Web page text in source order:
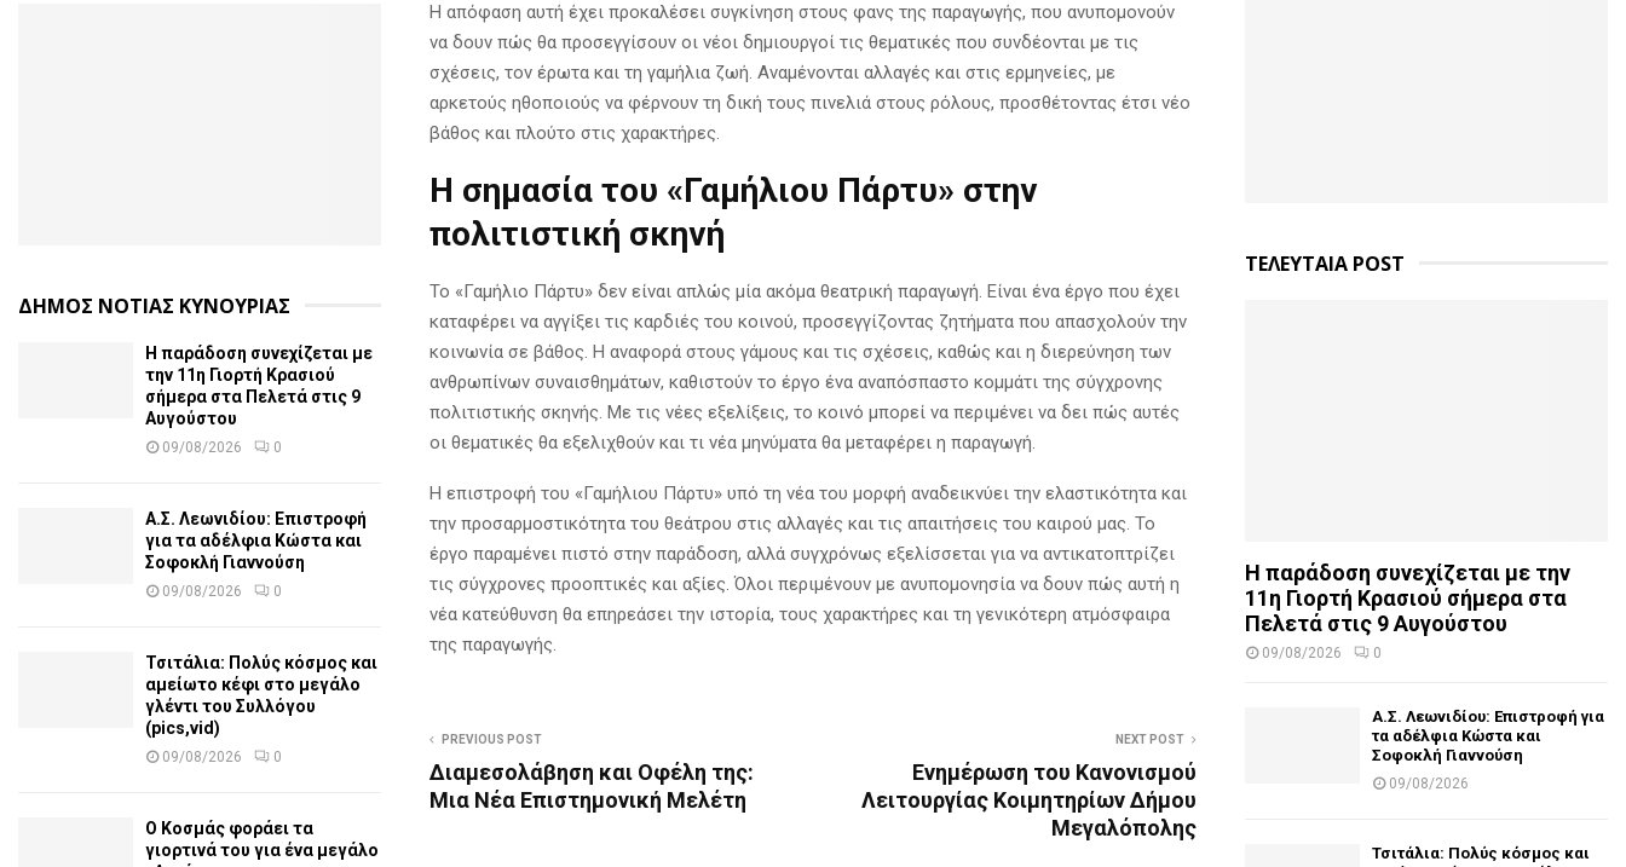
Η απόφαση αυτή έχει προκαλέσει συγκίνηση στους φανς της παραγωγής, που ανυπομονούν
να δουν πώς θα προσεγγίσουν οι νέοι δημιουργοί τις θεματικές που συνδέονται με τις
σχέσεις, τον έρωτα και τη γαμήλια ζωή. Αναμένονται αλλαγές και στις ερμηνείες, με
αρκετούς ηθοποιούς να φέρνουν τη δική τους πινελιά στους ρόλους, προσθέτοντας έτσι νέο
βάθος και πλούτο στις χαρακτήρες.
Η σημασία του «Γαμήλιου Πάρτυ» στην
πολιτιστική σκηνή
Το «Γαμήλιο Πάρτυ» δεν είναι απλώς μία ακόμα θεατρική παραγωγή. Είναι ένα έργο που έχει
καταφέρει να αγγίξει τις καρδιές του κοινού, προσεγγίζοντας ζητήματα που απασχολούν την
κοινωνία σε βάθος. Η αναφορά στους γάμους και τις σχέσεις, καθώς και η διερεύνηση των
ανθρωπίνων συναισθημάτων, καθιστούν το έργο ένα αναπόσπαστο κομμάτι της σύγχρονης
πολιτιστικής σκηνής. Με τις νέες εξελίξεις, το κοινό μπορεί να περιμένει να δει πώς αυτές
οι θεματικές θα εξελιχθούν και τι νέα μηνύματα θα μεταφέρει η παραγωγή.
Η επιστροφή του «Γαμήλιου Πάρτυ» υπό τη νέα του μορφή αναδεικνύει την ελαστικότητα και
την προσαρμοστικότητα του θεάτρου στις αλλαγές και τις απαιτήσεις του καιρού μας. Το
έργο παραμένει πιστό στην παράδοση, αλλά συγχρόνως εξελίσσεται για να αντικατοπτρίζει
τις σύγχρονες προοπτικές και αξίες. Όλοι περιμένουν με ανυπομονησία να δουν πώς αυτή η
νέα κατεύθυνση θα επηρεάσει την ιστορία, τους χαρακτήρες και τη γενικότερη ατμόσφαιρα
της παραγωγής.
PREVIOUS POST
Διαμεσολάβηση και Οφέλη της:
Μια Νέα Επιστημονική Μελέτη
NEXT POST
Ενημέρωση του Κανονισμού
Λειτουργίας Κοιμητηρίων Δήμου
Μεγαλόπολης
ΔΗΜΟΣ ΝΟΤΙΑΣ ΚΥΝΟΥΡΙΑΣ
Η παράδοση συνεχίζεται με
την 11η Γιορτή Κρασιού
σήμερα στα Πελετά στις 9
Αυγούστου
09/08/2026 0
Α.Σ. Λεωνιδίου: Επιστροφή
για τα αδέλφια Κώστα και
Σοφοκλή Γιαννούση
09/08/2026 0
Τσιτάλια: Πολύς κόσμος και
αμείωτο κέφι στο μεγάλο
γλέντι του Συλλόγου
(pics,vid)
09/08/2026 0
Ο Κοσμάς φοράει τα
γιορτινά του για ένα μεγάλο
ΤΕΛΕΥΤΑΙΑ POST
Η παράδοση συνεχίζεται με την
11η Γιορτή Κρασιού σήμερα στα
Πελετά στις 9 Αυγούστου
09/08/2026 0
Α.Σ. Λεωνιδίου: Επιστροφή για
τα αδέλφια Κώστα και
Σοφοκλή Γιαννούση
09/08/2026
Τσιτάλια: Πολύς κόσμος και